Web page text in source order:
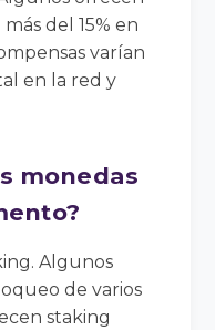
del 15% en
varían
en la red y
monedas
Algunos
de varios
staking